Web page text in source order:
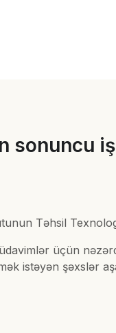
Təhsil
üçün
istəyən şəxslər